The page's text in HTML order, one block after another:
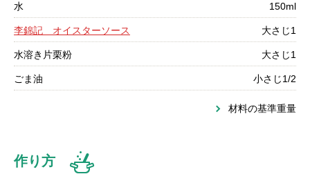
水 150ml
李錦記 オイスターソース 大さじ1
水溶き片栗粉 大さじ1
ごま油 小さじ1/2
材料の基準重量
作り方